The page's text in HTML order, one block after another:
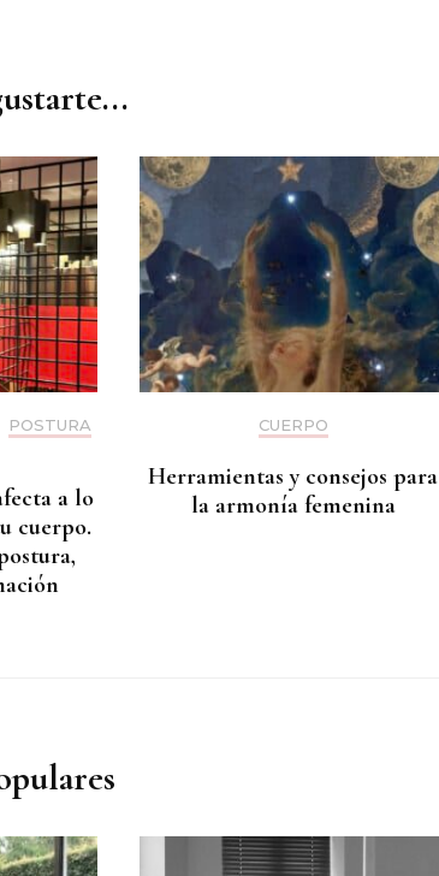
POSTURA
a lo
cuerpo.
CUERPO
Herramientas y consejos para
la armonía femenina